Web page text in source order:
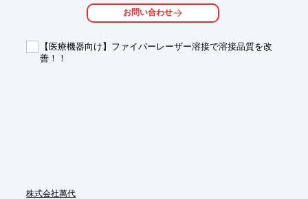
【活用シーン】
・インプラント
・医療用配管
【導入の効果】
お問い合わせ
【医療機器向け】ファイバーレーザー溶接で溶接品質を改
善！！
株式会社萬代